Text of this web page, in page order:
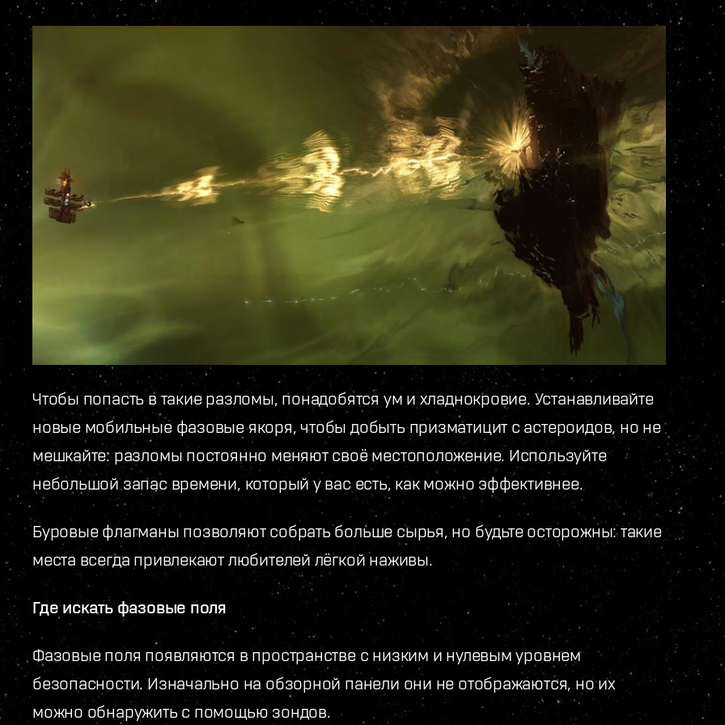
Чтобы попасть в такие разломы, понадобятся ум и хладнокровие. Устанавливайте
новые мобильные фазовые якоря, чтобы добыть призматицит с астероидов, но не
мешкайте: разломы постоянно меняют своё местоположение. Используйте
небольшой запас времени, который у вас есть, как можно эффективнее.
Буровые флагманы позволяют собрать больше сырья, но будьте осторожны: такие
места всегда привлекают любителей лёгкой наживы.
Где искать фазовые поля
Фазовые поля появляются в пространстве с низким и нулевым уровнем
безопасности. Изначально на обзорной панели они не отображаются, но их
можно обнаружить с помощью зондов.